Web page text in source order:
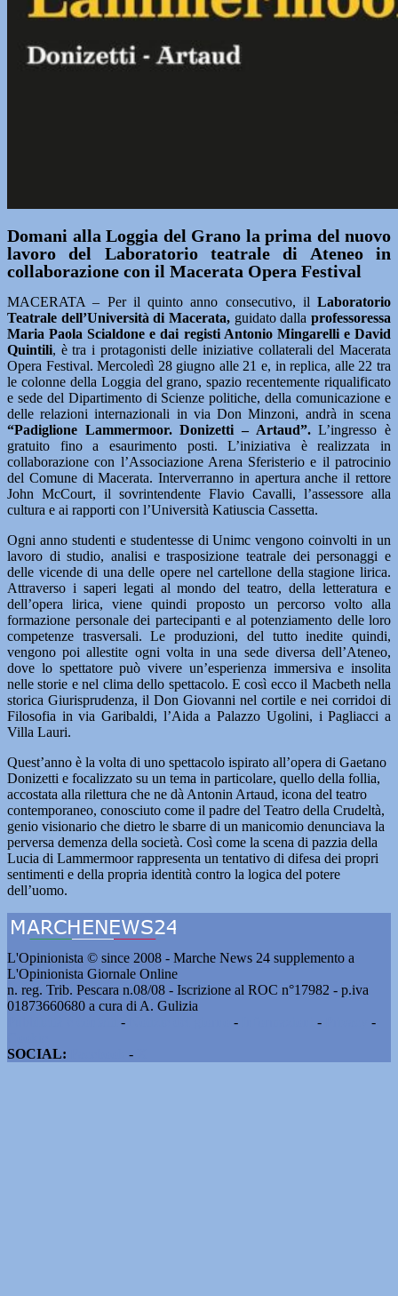
Domani alla Loggia del Grano la prima del nuovo
lavoro del Laboratorio teatrale di Ateneo in
collaborazione con il Macerata Opera Festival
MACERATA – Per il quinto anno consecutivo, il Laboratorio
Teatrale dell’Università di Macerata, guidato dalla professoressa
Maria Paola Scialdone e dai registi Antonio Mingarelli e David
Quintili, è tra i protagonisti delle iniziative collaterali del Macerata
Opera Festival. Mercoledì 28 giugno alle 21 e, in replica, alle 22 tra
le colonne della Loggia del grano, spazio recentemente riqualificato
e sede del Dipartimento di Scienze politiche, della comunicazione e
delle relazioni internazionali in via Don Minzoni, andrà in scena
“Padiglione Lammermoor. Donizetti – Artaud”.L’ingresso è
gratuito fino a esaurimento posti. L’iniziativa è realizzata in
collaborazione con l’Associazione Arena Sferisterio e il patrocinio
del Comune di Macerata. Interverranno in apertura anche il rettore
John McCourt, il sovrintendente Flavio Cavalli, l’assessore alla
cultura e ai rapporti con l’Università Katiuscia Cassetta.
Ogni anno studenti e studentesse di Unimc vengono coinvolti in un
lavoro di studio, analisi e trasposizione teatrale dei personaggi e
delle vicende di una delle opere nel cartellone della stagione lirica.
Attraverso i saperi legati al mondo del teatro, della letteratura e
dell’opera lirica, viene quindi proposto un percorso volto alla
formazione personale dei partecipanti e al potenziamento delle loro
competenze trasversali. Le produzioni, del tutto inedite quindi,
vengono poi allestite ogni volta in una sede diversa dell’Ateneo,
dove lo spettatore può vivere un’esperienza immersiva e insolita
nelle storie e nel clima dello spettacolo. E così ecco il Macbeth nella
storica Giurisprudenza, il Don Giovanni nel cortile e nei corridoi di
Filosofia in via Garibaldi, l’Aida a Palazzo Ugolini, i Pagliacci a
Villa Lauri.
Quest’anno è la volta di uno spettacolo ispirato all’opera di Gaetano
Donizetti e focalizzato su un tema in particolare, quello della follia,
accostata alla rilettura che ne dà Antonin Artaud, icona del teatro
contemporaneo, conosciuto come il padre del Teatro della Crudeltà,
genio visionario che dietro le sbarre di un manicomio denunciava la
perversa demenza della società. Così come la scena di pazzia della
Lucia di Lammermoor rappresenta un tentativo di difesa dei propri
sentimenti e della propria identità contro la logica del potere
dell’uomo.
L'Opinionista © since 2008 - Marche News 24 supplemento a
L'Opinionista Giornale Online
n. reg. Trib. Pescara n.08/08 - Iscrizione al ROC n°17982 - p.iva
01873660680 a cura di A. Gulizia
- - -
-
SOCIAL:
-